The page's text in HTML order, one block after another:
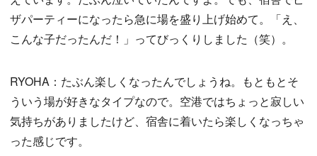
ザパーティーになったら急に場を盛り上げ始めて。「え、
こんな子だったんだ！」ってびっくりしました（笑）。
RYOHA：たぶん楽しくなったんでしょうね。もともとそ
ういう場が好きなタイプなので。空港ではちょっと寂しい
気持ちがありましたけど、宿舎に着いたら楽しくなっちゃ
った感じです。